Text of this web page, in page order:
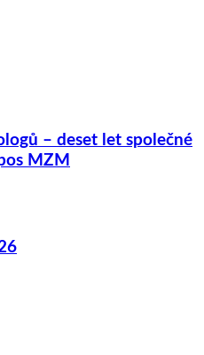
– deset let společné
MZM